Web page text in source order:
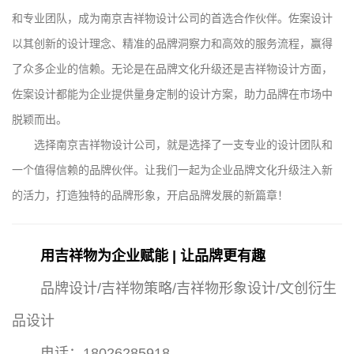
和专业团队，成为南京吉祥物设计公司的首选合作伙伴。佐案设计
以其创新的设计理念、精准的品牌洞察力和高效的服务流程，赢得
了众多企业的信赖。无论是在品牌文化升级还是吉祥物设计方面，
佐案设计都能为企业提供量身定制的设计方案，助力品牌在市场中
脱颖而出。
选择南京吉祥物设计公司，就是选择了一支专业的设计团队和
一个值得信赖的品牌伙伴。让我们一起为企业品牌文化升级注入新
的活力，打造独特的品牌形象，开启品牌发展的新篇章！
用吉祥物为企业赋能 | 让品牌更有趣
品牌设计/吉祥物策略/吉祥物形象设计/文创衍生
品设计